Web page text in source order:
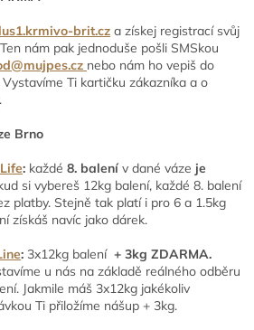
brit.cz a získej registrací svůj
nám pak jednoduše pošli SMSkou
nebo nám ho vepiš do
Ti kartičku zákazníka a o
Brno
: každé 8. balení v dané váze je
si vybereš 12kg balení, každé 8. balení
platby. Stejně tak platí i pro 6 a 1.5kg
získáš navíc jako dárek.
: 3x12kg balení+ 3kg ZDARMA.
u nás na základě reálného odběru
Jakmile máš 3x12kg jakékoliv
Ti přiložíme nášup + 3kg.